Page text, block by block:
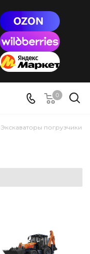
0
Экскаваторы погрузчики